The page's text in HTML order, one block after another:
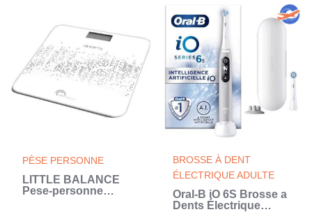
PÈSE PERSONNE
LITTLE BALANCE
Pese-personne
BROSSE À DENT
ÉLECTRIQUE ADULTE
Oral-B iO 6S Brosse a
Dents Électrique